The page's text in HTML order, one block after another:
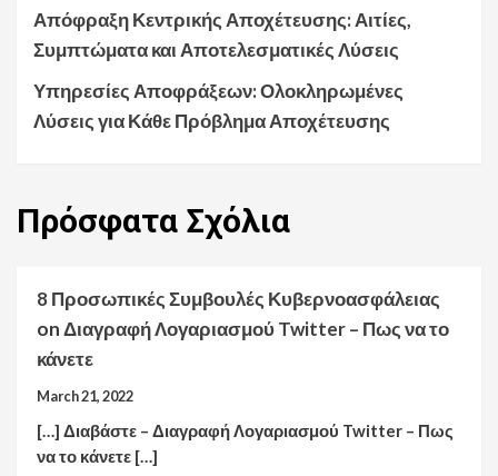
Απόφραξη Κεντρικής Αποχέτευσης: Αιτίες,
Συμπτώματα και Αποτελεσματικές Λύσεις
Υπηρεσίες Αποφράξεων: Ολοκληρωμένες
Λύσεις για Κάθε Πρόβλημα Αποχέτευσης
Πρόσφατα Σχόλια
8 Προσωπικές Συμβουλές Κυβερνοασφάλειας
onΔιαγραφή Λογαριασμού Twitter – Πως να το
κάνετε
March 21, 2022
[…] Διαβάστε – Διαγραφή Λογαριασμού Twitter – Πως
να το κάνετε […]